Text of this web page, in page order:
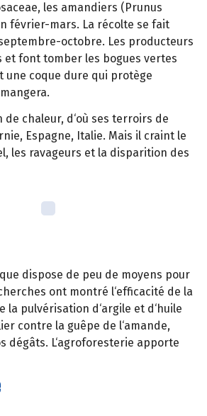
les amandiers (Prunus
février-mars. La récolte se fait
octobre. Les producteurs
et font tomber les bogues vertes
une coque dure qui protège
de chaleur, d‘où ses terroirs de
Espagne, Italie. Mais il craint le
les ravageurs et la disparition des
dispose de peu de moyens pour
ont montré l‘efficacité de la
la pulvérisation d‘argile et d‘huile
contre la guêpe de l‘amande,
dégâts. L‘agroforesterie apporte